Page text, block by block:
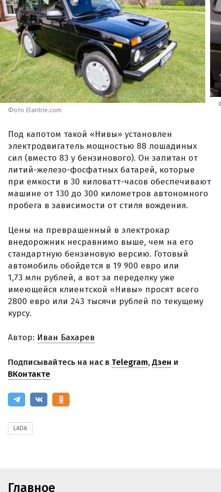
Фото Elantrie.com
Под капотом такой «Нивы» установлен
электродвигатель мощностью 88 лошадиных
сил (вместо 83 у бензинового). Он запитан от
литий-железо-фосфатных батарей, которые
при емкости в 30 киловатт-часов обеспечивают
машине от 130 до 300 километров автономного
пробега в зависимости от стиля вождения.
Цены на превращенный в электрокар
внедорожник несравнимо выше, чем на его
стандартную бензиновую версию. Готовый
автомобиль обойдется в 19 900 евро или
1,73 млн рублей, а вот за переделку уже
имеющейся клиентской «Нивы» просят всего
2800 евро или 243 тысячи рублей по текущему
курсу.
Автор: Иван Бахарев
Подписывайтесь на нас в Telegram,Дзен и
ВКонтакте
LADA
Главное